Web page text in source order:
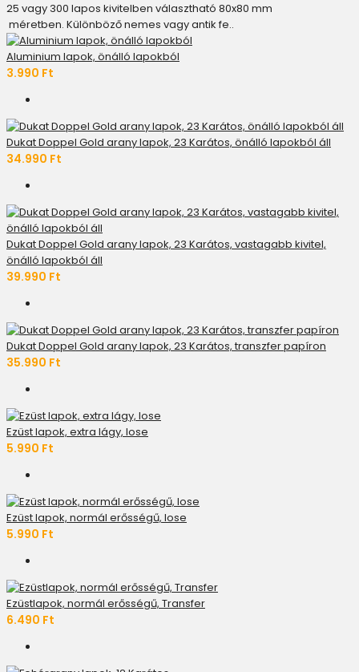
25 vagy 300 lapos kivitelben választható 80x80 mm
méretben. Különböző nemes vagy antik fe..
Aluminium lapok, önálló lapokból
3.990 Ft
Dukat Doppel Gold arany lapok, 23 Karátos, önálló lapokból áll
34.990 Ft
Dukat Doppel Gold arany lapok, 23 Karátos, vastagabb kivitel,
önálló lapokból áll
39.990 Ft
Dukat Doppel Gold arany lapok, 23 Karátos, transzfer papíron
35.990 Ft
Ezüst lapok, extra lágy, lose
5.990 Ft
Ezüst lapok, normál erősségű, lose
5.990 Ft
Ezüstlapok, normál erősségű, Transfer
6.490 Ft